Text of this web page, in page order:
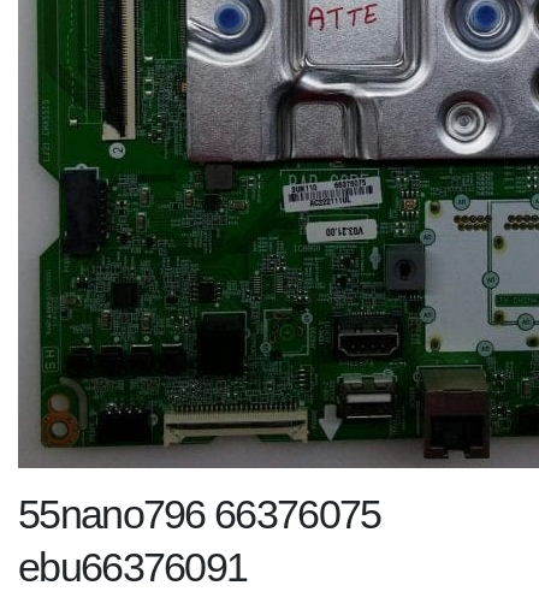
55nano796 66376075
ebu66376091